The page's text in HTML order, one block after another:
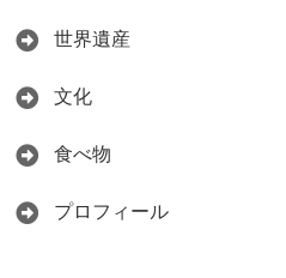
世界遺産
文化
食べ物
プロフィール